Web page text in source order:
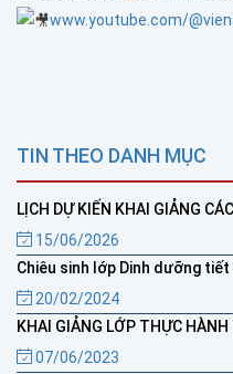
www.youtube.com/
TIN THEO DANH MỤC
LỊCH DỰ KIẾN KHAI GIẢNG
15/06/2026
Chiêu sinh lớp Dinh dưỡng
20/02/2024
KHAI GIẢNG LỚP THỰC
07/06/2023